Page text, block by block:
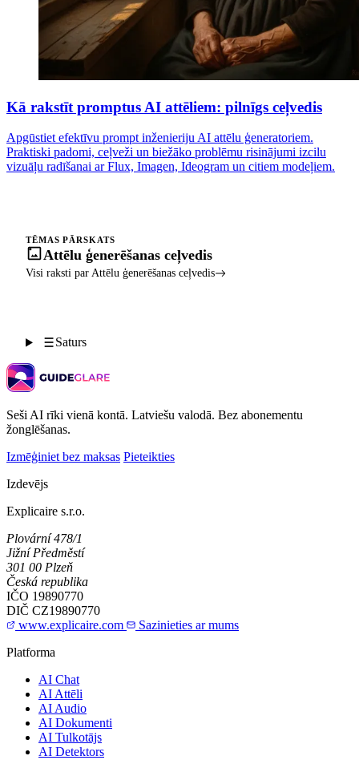
Kā rakstīt promptus AI attēliem: pilnīgs ceļvedis
Apgūstiet efektīvu prompt inženieriju AI attēlu ģeneratoriem.
Praktiski padomi, ceļveži un biežāko problēmu risinājumi izcilu
vizuāļu radīšanai ar Flux, Imagen, Ideogram un citiem modeļiem.
TĒMAS PĀRSKATS
Attēlu ģenerēšanas ceļvedis
Visi raksti par Attēlu ģenerēšanas ceļvedis
Saturs
Seši AI rīki vienā kontā. Latviešu valodā. Bez abonementu
žonglēšanas.
Izmēģiniet bez maksas Pieteikties
Izdevējs
Explicaire s.r.o.
Plovární 478/1
Jižní Předměstí
301 00 Plzeň
Česká republika
IČO 19890770
DIČ CZ19890770
www.explicaire.com
Sazinieties ar mums
Platforma
AI Chat
AI Attēli
AI Audio
AI Dokumenti
AI Tulkotājs
AI Detektors